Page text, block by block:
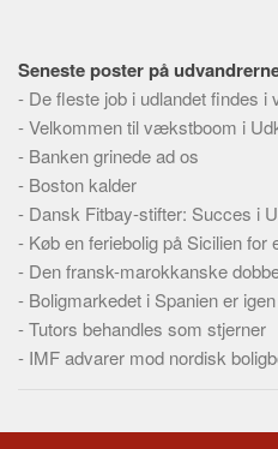
Redigering
Tekstannoncer
Bannere
Hjælp
Seneste poster på
- De fleste job i udlandet findes i
-Velkommen til vækstboom i
- Banken grinede ad os
- Boston kalder
- Dansk Fitbay-stifter: Succes i
- Køb en feriebolig på Sicilien for
- Den fransk-marokkanske
- Boligmarkedet i Spanien er
-Tutors behandles som stjerner
- IMF advarer mod nordisk